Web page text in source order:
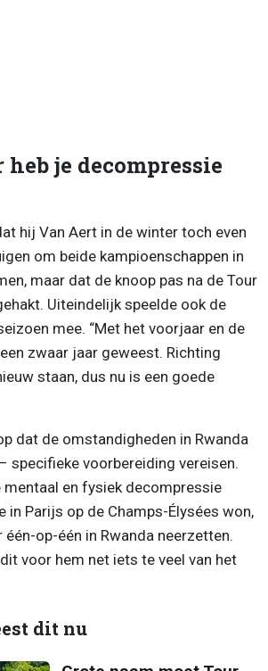
heb je decompressie
hij Van Aert in de winter toch even
om beide kampioenschappen in
maar dat de knoop pas na de Tour
Uiteindelijk speelde ook de
mee. “Met het voorjaar en de
zwaar jaar geweest. Richting
staan, dus nu is een goede
dat de omstandigheden in Rwanda
specifieke voorbereiding vereisen.
mentaal en fysiek decompressie
in Parijs op de Champs-Élysées won,
op-één in Rwanda neerzetten.
voor hem net iets te veel van het
dit nu